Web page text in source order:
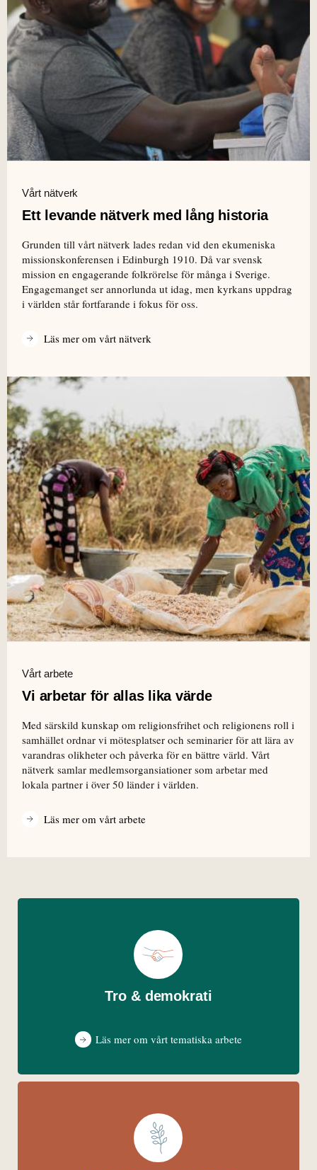
Vårt nätverk
Ett levande nätverk med lång historia
Grunden till vårt nätverk lades redan vid den ekumeniska
missionskonferensen i Edinburgh 1910. Då var svensk
mission en engagerande folkrörelse för många i Sverige.
Engagemanget ser annorlunda ut idag, men kyrkans uppdrag
i världen står fortfarande i fokus för oss.
Läs mer om vårt nätverk
Vårt arbete
Vi arbetar för allas lika värde
Med särskild kunskap om religionsfrihet och religionens roll i
samhället ordnar vi mötesplatser och seminarier för att lära av
varandras olikheter och påverka för en bättre värld. Vårt
nätverk samlar medlemsorgansiationer som arbetar med
lokala partner i över 50 länder i världen.
Läs mer om vårt arbete
Tro & demokrati
Läs mer om vårt tematiska arbete